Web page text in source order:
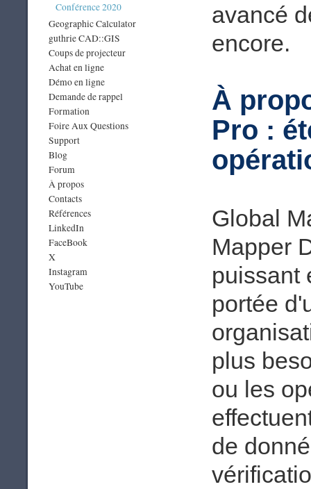
Conférence 2020
Geographic Calculator
guthrie CAD::GIS
Coups de projecteur
Achat en ligne
Démo en ligne
Demande de rappel
Formation
Foire Aux Questions
Support
Blog
Forum
À propos
Contacts
Références
LinkedIn
FaceBook
X
Instagram
YouTube
avancé
encore.
À
Pro :
Global
Mapper
puissant
portée
plus
ou les
de